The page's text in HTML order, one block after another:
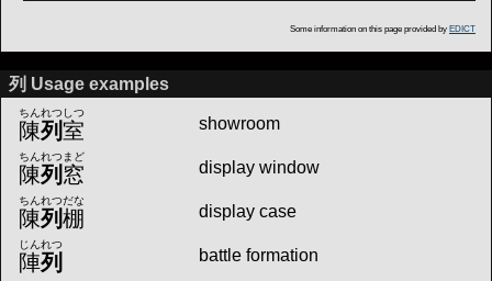
Some information on this page provided by EDICT
列 Usage examples
陳列 室
ちんれつしつ
showroom
陳列 窓
ちんれつまど
display window
陳列棚
ちんれつだな
display case
陣列
じんれつ
battle formation